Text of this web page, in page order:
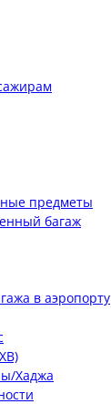
предметы
багаж
в аэропорту
Хаджа